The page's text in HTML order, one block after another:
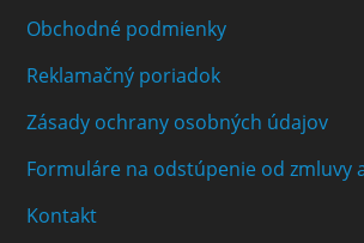
Obchodné podmienky
Reklamačný poriadok
Zásady ochrany osobných údajov
Formuláre na odstúpenie od zmluvy
Kontakt